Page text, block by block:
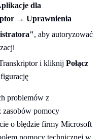
dla
→ Uprawnienia
, aby autoryzować
i kliknij Połącz
problemów z
zasobów pomocy
o błędzie firmy Microsoft
pomocy technicznej w